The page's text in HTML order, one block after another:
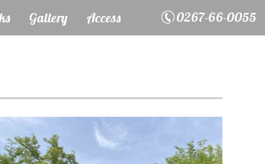
Gallery Access 0267-66-0055